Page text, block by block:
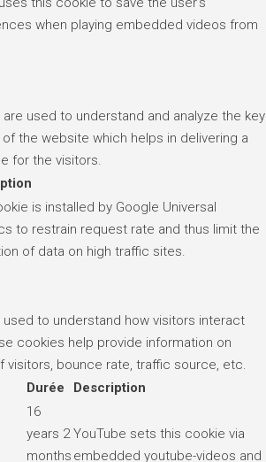
when playing embedded videos from
used to understand and analyze the key
the website which helps in delivering a
for the visitors.
is installed by Google Universal
to restrain request rate and thus limit the
of data on high traffic sites.
to understand how visitors interact
cookies help provide information on
visitors, bounce rate, traffic source, etc.
Durée Description
16
years 2
months
YouTube sets this cookie via
embedded youtube-videos and